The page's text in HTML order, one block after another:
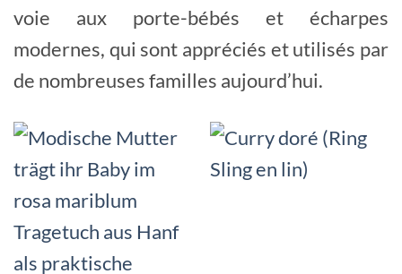
voie aux porte-bébés et écharpes
modernes, qui sont appréciés et utilisés par
de nombreuses familles aujourd’hui.